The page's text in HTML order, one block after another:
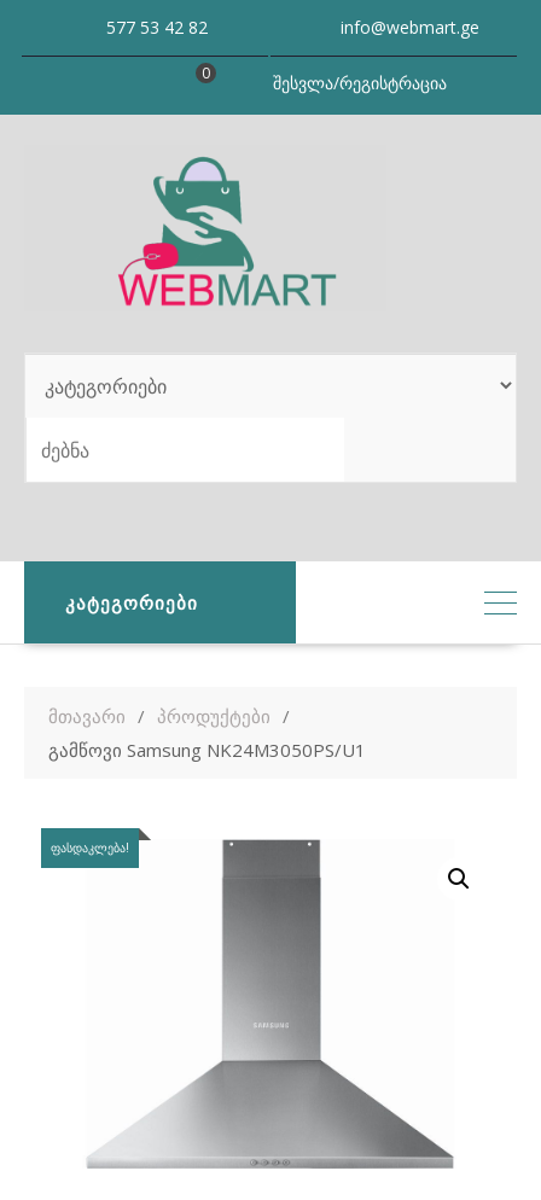
577 53 42 82 info@webmart.ge
შესვლა/რეგისტრაცია
0
SEARCH
ᲙᲐᲢᲔᲒᲝᲠᲘᲔᲑᲘ
მთავარი
პროდუქტები
გამწოვი Samsung NK24M3050PS/U1
ᲤᲐᲡᲓᲐᲙᲚᲔᲑᲐ!